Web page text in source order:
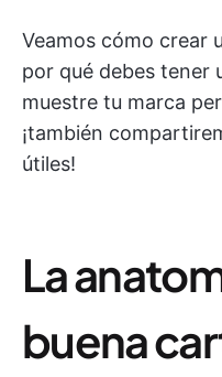
Veamos cómo crear
por qué debes tener
muestre tu marca
¡también
útiles!
La
buena